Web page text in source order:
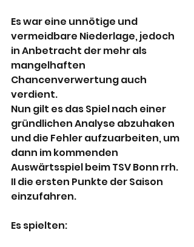
Es war eine unnötige und
vermeidbare Niederlage, jedoch
in Anbetracht der mehr als
mangelhaften
Chancenverwertung auch
verdient.
Nun gilt es das Spiel nach einer
gründlichen Analyse abzuhaken
und die Fehler aufzuarbeiten, um
dann im kommenden
Auswärtsspiel beim TSV Bonn rrh.
II die ersten Punkte der Saison
einzufahren.
Es spielten: